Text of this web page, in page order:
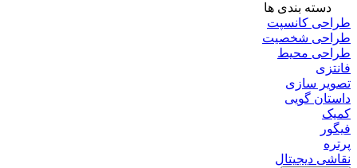
دسته بندی ها
طراحی کانسپت
طراحی شخصیت
طراحی محیط
فانتزی
تصویر سازی
داستان گویی
کمیک
فیگور
پرتره
نقاشی دیجیتال